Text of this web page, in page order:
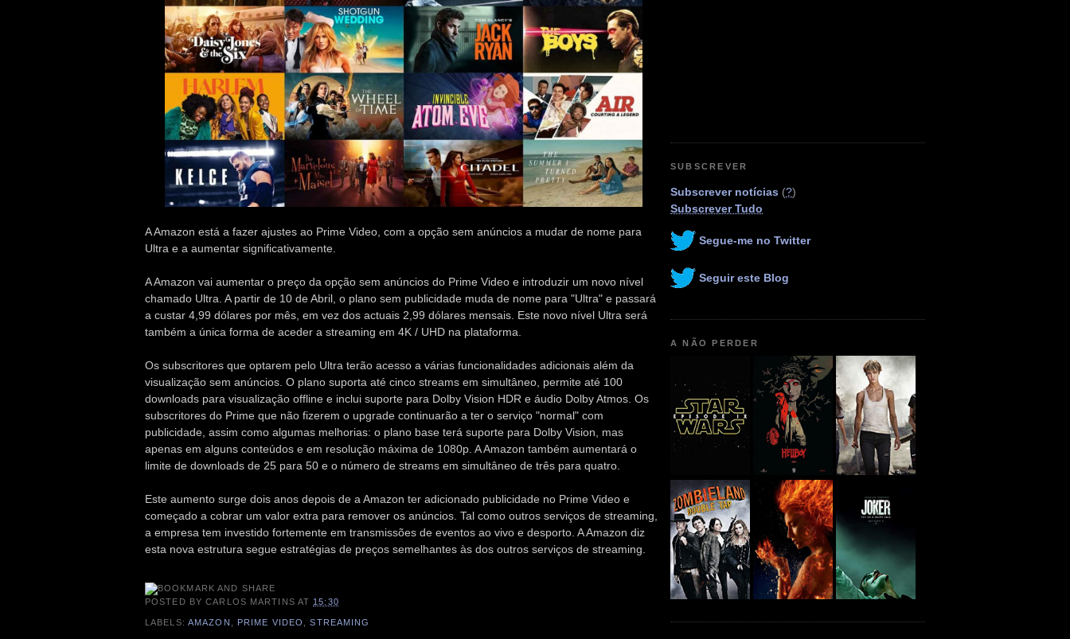
A Amazon está a fazer ajustes ao Prime Video, com a opção sem anúncios a mudar de nome para
Ultra e a aumentar significativamente.
A Amazon vai aumentar o preço da opção sem anúncios do Prime Video e introduzir um novo nível
chamado Ultra. A partir de 10 de Abril, o plano sem publicidade muda de nome para "Ultra" e passará
a custar 4,99 dólares por mês, em vez dos actuais 2,99 dólares mensais. Este novo nível Ultra será
também a única forma de aceder a streaming em 4K / UHD na plataforma.
Os subscritores que optarem pelo Ultra terão acesso a várias funcionalidades adicionais além da
visualização sem anúncios. O plano suporta até cinco streams em simultâneo, permite até 100
downloads para visualização offline e inclui suporte para Dolby Vision HDR e áudio Dolby Atmos. Os
subscritores do Prime que não fizerem o upgrade continuarão a ter o serviço "normal" com
publicidade, assim como algumas melhorias: o plano base terá suporte para Dolby Vision, mas
apenas em alguns conteúdos e em resolução máxima de 1080p. A Amazon também aumentará o
limite de downloads de 25 para 50 e o número de streams em simultâneo de três para quatro.
Este aumento surge dois anos depois de a Amazon ter adicionado publicidade no Prime Video e
começado a cobrar um valor extra para remover os anúncios. Tal como outros serviços de streaming,
a empresa tem investido fortemente em transmissões de eventos ao vivo e desporto. A Amazon diz
esta nova estrutura segue estratégias de preços semelhantes às dos outros serviços de streaming.
POSTED BYCARLOS MARTINS AT 15:30
LABELS: AMAZON PRIME VIDEO ,STREAMING
SUBSCREVER
Subscrever notícias (?)
Subscrever Tudo
Segue-me no Twitter
Seguir este Blog
A NÃO PERDER